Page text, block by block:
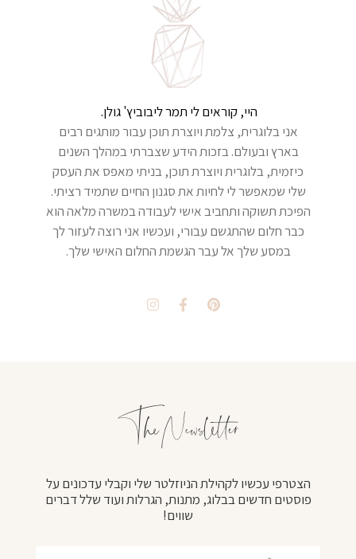
היי, קוראים לי תמר ליבוביץ' גולן.
אני בלוגרית, צלמת ויוצרת תוכן עבור מותגים רבים
בארץ ובעולם. בזכות הידע שצברתי במהלך השנים
כיזמית, בלוגרית ויוצרת תוכן, בניתי מאפס את העסק
שלי שמאפשר לי לחיות את סגנון החיים שתמיד רציתי.
הפיכת תשוקה ותחביב אישי לעבודה במשרה מלאה הוא
כבר חלום שהתגשם עבורי, ועכשיו אני רוצה לעזור לך
במסע שלך אל עבר הגשמת החלום האישי שלך.
The Newsletter
הצטרפי עכשיו לקהילת הניוזלטר שלי וקבלי עדכונים על
פוסטים חדשים בבלוג, מתנות, הגרלות ועוד שלל דברים
שווים!